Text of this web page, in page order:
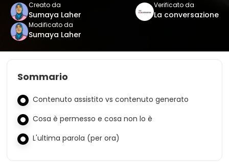
Creato da
Sumaya Laher
Verificato da
La conversazione
Modificato da
Sumaya Laher
Sommario
Contenuto assistito vs contenuto generato
Cosa è permesso e cosa non lo è
L'ultima parola (per ora)